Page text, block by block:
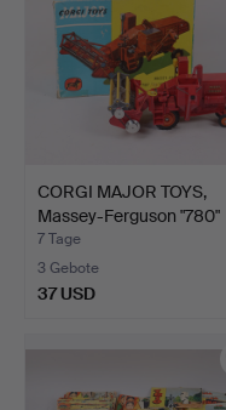
CORGI MAJOR TOYS,
Massey-Ferguson "780"
Mä…
7 Tage
3 Gebote
37 USD